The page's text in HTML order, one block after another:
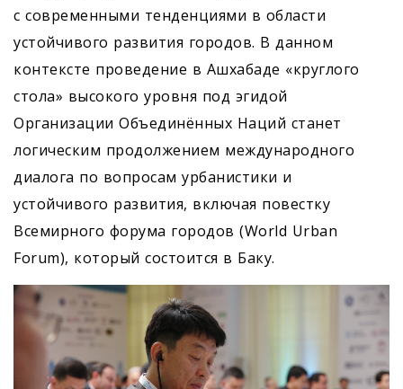
с современными тенденциями в области
устойчивого развития городов. В данном
контексте проведение в Ашхабаде «круглого
стола» высокого уровня под эгидой
Организации Объединённых Наций станет
логическим продолжением международного
диалога по вопросам урбанистики и
устойчивого развития, включая повестку
Всемирного форума городов (World Urban
Forum), который состоится в Баку.